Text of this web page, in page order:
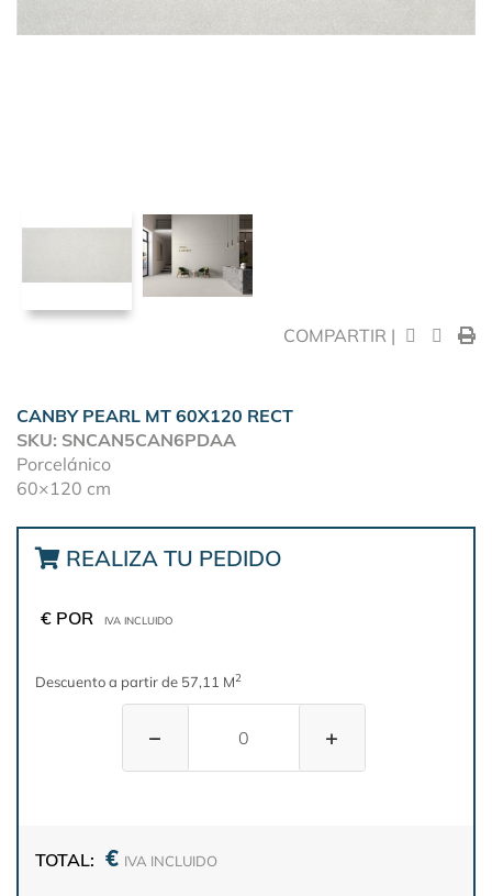
COMPARTIR |
CANBY PEARL MT 60X120 RECT
SKU: SNCAN5CAN6PDAA
Porcelánico
60×120 cm
REALIZA TU PEDIDO
€ POR IVA INCLUIDO
Descuento a partir de 57,11 M2
− +
TOTAL: € IVA INCLUIDO